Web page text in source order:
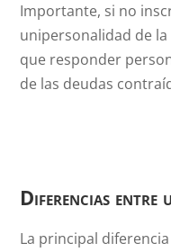
Importante, si no
unipersonalidad de
que responder
de las deudas
Diferencias entre
La principal